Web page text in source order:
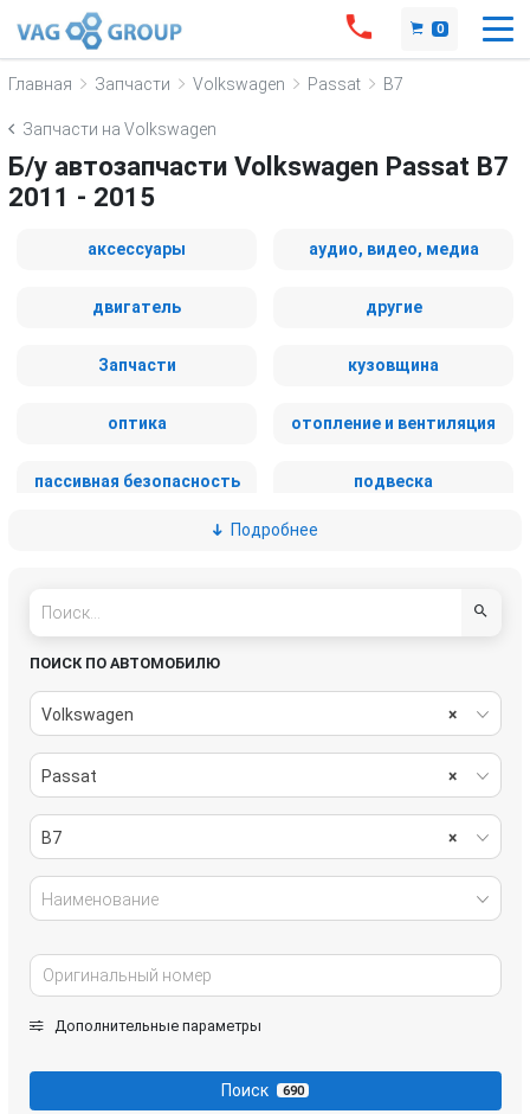
0
Главная Запчасти Volkswagen Passat B7
Запчасти на Volkswagen
Б/у автозапчасти Volkswagen Passat B7
2011 - 2015
аксессуары аудио, видео, медиа
двигатель другие
Запчасти кузовщина
оптика отопление и вентиляция
пассивная безопасность подвеска
рулевое управление
стекла
топливная система тормозная система
трансмиссия
Подробнее
ПОИСК ПО АВТОМОБИЛЮ
×
Volkswagen
×
Passat
×
B7
Наименование
Дополнительные параметры
Поиск 690